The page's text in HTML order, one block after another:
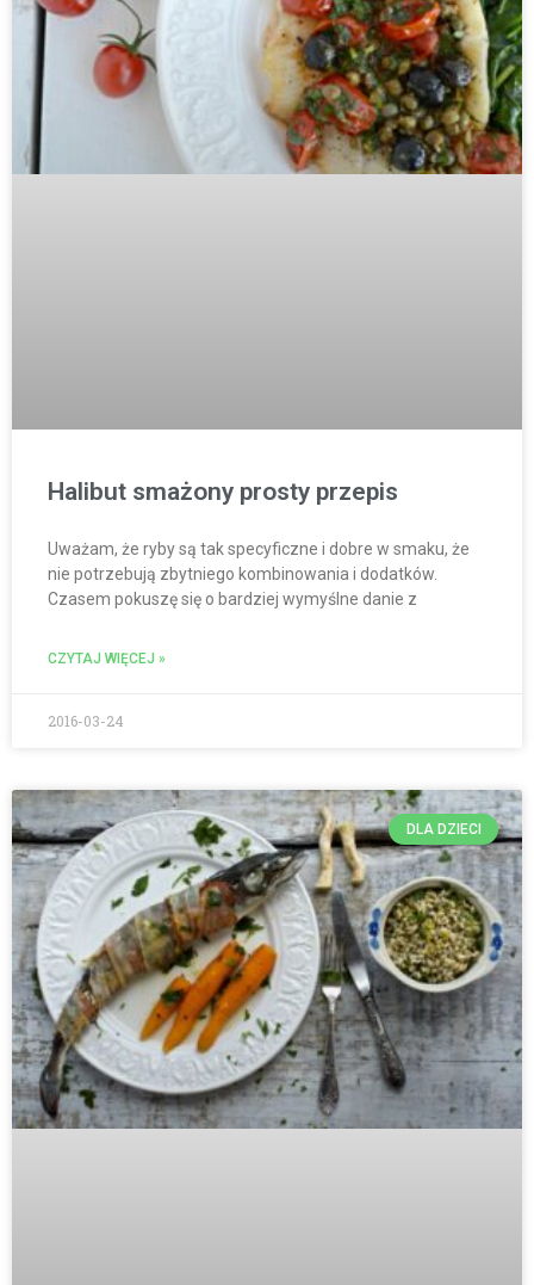
Halibut smażony prosty przepis
Uważam, że ryby są tak specyficzne i dobre w smaku, że
nie potrzebują zbytniego kombinowania i dodatków.
Czasem pokuszę się o bardziej wymyślne danie z
CZYTAJ WIĘCEJ »
2016-03-24
DLA DZIECI